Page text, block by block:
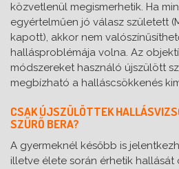
közvetlenül megismerhetik. Ha
egyértelműen jó válasz született
kapott), akkor nem
hallásproblémája volna. Az
módszereket használó újszülött
megbízható a halláscsökkenés
CSAK ÚJSZÜLÖTTEK
SZŰRŐ BERA?
A gyermeknél később is
illetve élete során érhetik hallását